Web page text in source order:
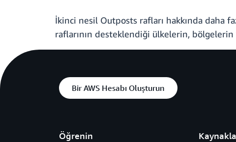
İkinci nesil Outposts rafları hakkında daha
raflarının desteklendiği ülkelerin,
Bir AWS Hesabı Oluşturun
Öğrenin